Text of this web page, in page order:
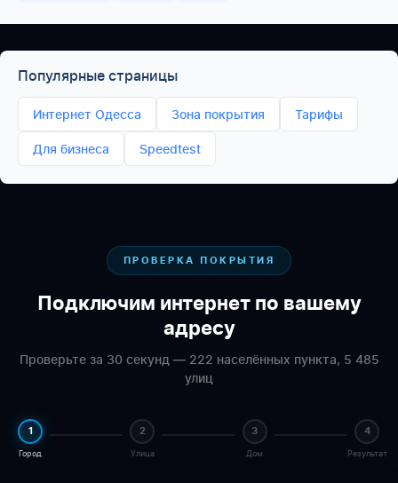
Популярные страницы
Интернет Одесса Зона покрытия Тарифы
Для бизнеса Speedtest
ПРОВЕРКА ПОКРЫТИЯ
Подключим интернет по вашему
адресу
Проверьте за 30 секунд — 222 населённых пункта, 5 485
улиц
1
Город
2
Улица
3
Дом
4
Результат